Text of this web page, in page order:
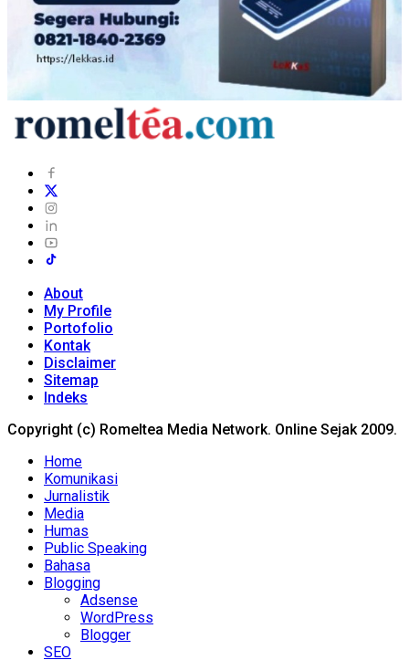
About
My Profile
Portofolio
Kontak
Disclaimer
Sitemap
Indeks
Copyright (c) Romeltea Media Network. Online Sejak 2009.
Home
Komunikasi
Jurnalistik
Media
Humas
Public Speaking
Bahasa
Blogging
Adsense
WordPress
Blogger
SEO